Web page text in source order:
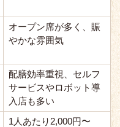
オープン席が多く、賑
やかな雰囲気
配膳効率重視、セルフ
サービスやロボット導
入店も多い
1人あたり2,000円〜